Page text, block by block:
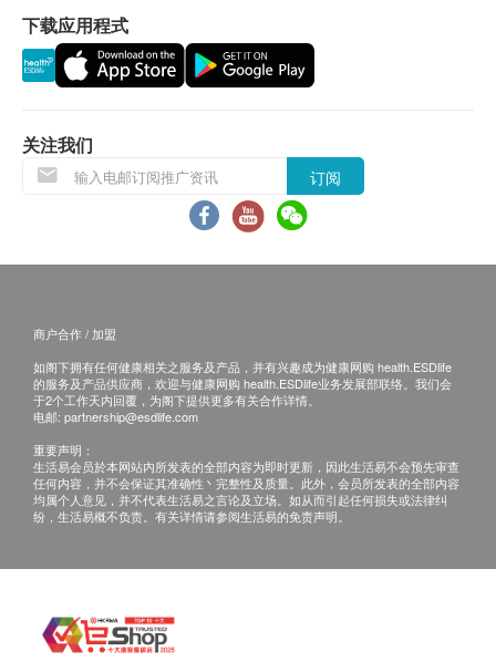
恒河猴因子
眼科视光检查
色觉
贫血检查
检查前医生咨询
$300，余下差额将会退回。如有争议，健康网购
health.ESDlife及明确医疗中心将保留最后决定
权。
所以疫苗计划不设退款。
所有健康检查/服务并非作为医务诊断或治疗用
health.ESDlife】并没有经营或提供本服务/产品。
有关此服务/产品的错漏或延误，或因使用此服务/
产品而引致的损失、损害、受伤或法律诉讼，健康
网购health.ESDlife概不负责。一切有关的索偿或
查询，须向提供服务之体检中心或商户提出。
下载应用程式
关注我们
订阅
商户合作 / 加盟
如阁下拥有任何健康相关之服务及产品，并有兴趣成为健康网购 health.ESDlife
的服务及产品供应商，欢迎与健康网购 health.ESDlife业务发展部联络。我们会
于2个工作天内回覆，为阁下提供更多有关合作详情。
电邮: partnership@esdlife.com
重要声明：
生活易会员於本网站内所发表的全部内容为即时更新，因此生活易不会预先审查
任何内容，并不会保证其准确性丶完整性及质量。此外，会员所发表的全部内容
均属个人意见，并不代表生活易之言论及立场。如从而引起任何损失或法律纠
纷，生活易概不负责。有关详情请参阅生活易的免责声明。